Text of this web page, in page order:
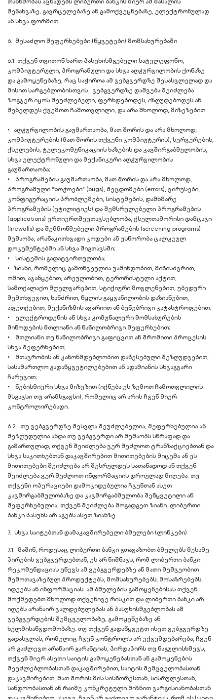
თანხმობას აცხადებს ლიბერთი ბანკის მიერ ამ მასალის
შენახვაზე, გავრცელებაზე ან გამოქვეყნებაზე, ელექტრონულად
ან სხვა ფორმით.
6. შესაძლო შეფერხებები (წყვეტები) მომსახურებაში
6.1. თქვენ თვითონ ხართ პასუხისმგებელი სატელეფონო,
კომპიუტერული, პროგრამული და სხვა აღჭურვილობის ქონაზე
და გამოყენებაზე, რაც საჭიროა ამ ვებგვერდზე შესასვლელად და
მისით სარგებლობისთვის. ვებგვერდზე დაშვება შეიძლება
ზოგჯერ იყოს შეუძლებელი, ფერხდებოდეს, იზღუდებოდეს ან
შენელდეს ქვემოთ ჩამოთვლილი, და არა მხოლოდ, მიზეზებით:
• აღჭურვილობის გაუმართაობა, მათ შორის და არა მხოლოდ,
კომპიუტერების (მათ შორის თქვენი კომპიუტერის), სერვერების,
ქსელების, ტელეკომუნიკაციის ხაზების და კავშირგაბმულობის,
სხვა ელექტრონული და მექანიკური აღჭურვილობის
გაუმართაობა;
• პროგრამების გაუმართაობა, მათ შორის და არა მხოლოდ,
პროგრამული “ხოჭოები” (bugs), შეცდომები (errors), ვირუსები,
კონფიგურაციის პრობლემები, სისტემების, დამხმარე
პროგრამების (უტილიტიეს) და შემსრულებელი პროგრამების
(applications) ურთიერთშეუთავსებლობა, ქსელთაშორისი დამცავი
(firewalls) და შემმოწმებელი პროგრამების (screening programs)
მუშაობა, არაწაკითხვადი კოდები ან უსწორობა ცალკეულ
დოკუმენტებში ან სხვა შიგთავსში;
• სისტემის გადატვირთულობა;
• ზიანი, რომელიც გამოწვეულია უამინდობით, მიწისძვრით,
ომით, აჯანყებით, არეულობით, ტერორისტული აქტით,
სამოქალაქო მღელვარებით, სტიქიური მოვლენებით, უბედური
შემთხვევით, ხანძრით, წყლის გაყვანილობის დაზიანებით,
აფეთქებით, მექანიზმის ავარიით ან ბუნებრივი კატასტროფებით;
• ელექტროდენის ან სხვა კომუნალური მომსახურების
მიწოდების მთლიანი ან ნაწილობრივი შეფერხებით;
• მთლიანი თუ ნაწილობრივი გაფიცვით ან შრომითი პროცესის
სხვა შეფერხებით;
• მთავრობის ან კანონმდებლობით დაწესებული შეზღუდვებით,
სასამართლო გადაწყვეტილებებით ან ადამიანის სხვაგვარი
ჩარევით;
• ნებისმიერი სხვა მიზეზით (იქნება ეს ზემოთ ჩამოთვლილის
მსგავსი თუ არამსგავსი), რომელიც არ არის ჩვენ მიერ
კონტროლირებადი.
6.2. თუ ვებგვერდზე შესვლა შეუძლებელია, შეფერხებულია ან
შეზღუდულია ანდა თუ ვებგვერდი არ მუშაობს სწრაფად და
გამართულად, თქვენ შეიძლება ვერ შეძლოთ ტრანზაქციებთან და
სხვა საკითხებთან დაკავშირებით მითითებების მიცემა ან ეს
მითითებები შეიძლება არ შესრულდეს სათანადოდ ან თქვენ
შეიძლება ვერ შეძლოთ ინფორმაციის დროულად მიღება. თუ
თქვენი ოპერაციები დამოკიდებულია ჩვენთან ასეთ
კავშირგაბმულობაზე და კავშირგაბმულობა შეწყვეტილი ან
შეფერხებულია, თქვენ შეიძლება მოგადგეთ ზიანი. ლიბერთი
ბანკი პასუხს არ აგებს ასეთ ზიანზე.
7. სხვა საიტებთან დამაკავშირებელი ბმულები (ლინკები)
7.1. მაშინ, როდესაც ლიბერთი ბანკი გთავაზობთ ბმულებს მესამე
პირების ვებგვერდებთან, ეს არ ნიშნავს, რომ ლიბერთი ბანკი
რეკომენდაციას უწევს ამ ვებგვერდებზე ან მათი მეშვეობით
შემოთავაზებულ პროდუქტებს, მომსახურებებს, მოსაზრებებს,
იდეებს ან ინფორმაციას. ამ ბმულების გამოყენებისას თქვენ
მოქმედებთ მხოლოდ თქვენივე რისკით და ლიბერთი ბანკი არ
იღებს არანაირ ვალდებულებას ან პასუხისმგებლობას ამ
ვებგვერდების შემცველობაზე, გამოყენებაზე ან
ხელმისაწვდომობაზე. თუ თქვენ გადაწყვეტთ ისეთ ვებგვერდზე
გადასვლას, რომელიც ჩვენ კონტროლს არ ექვემდებარება, ჩვენ
არ გაძლევთ არანაირ გარანტიას, პირდაპირს თუ ნაგულისხმევს,
თქვენ მიერ ასეთი საიტის გამოყენებასთან ან გამოყენების
შეუძლებლობასთან დაკავშირებით, საიტის შემცველობასთან
დაკავშირებით, მათ შორის მის სისწორესთან, სისრულესთან,
სანდოობასთან ან რაიმე კონკრეტული მიზნით ვარგისიანობასთან